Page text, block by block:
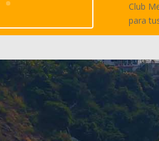
Club
para